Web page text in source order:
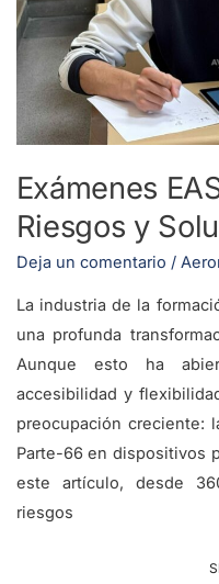
Exámenes
Riesgos y
Deja un comentario /
La industria de la
una profunda
Aunque esto ha
accesibilidad y
preocupación creciente:
Parte-66 en dispositivos
este artículo, desde
riesgos
Riesgos
y
Soluciones